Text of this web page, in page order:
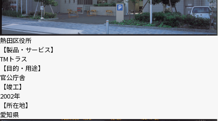
熱田区役所
【製品・サービス】
TMトラス
【目的・用途】
官公庁舎
【竣工】
2002年
【所在地】
愛知県